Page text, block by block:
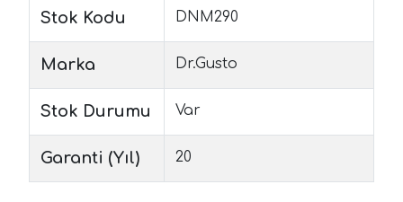
Stok Kodu DNM290
Marka Dr.Gusto
Stok Durumu Var
Garanti (Yıl) 20